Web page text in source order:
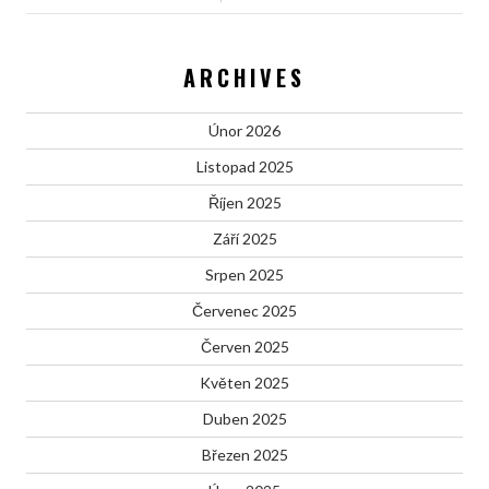
ARCHIVES
Únor 2026
Listopad 2025
Říjen 2025
Září 2025
Srpen 2025
Červenec 2025
Červen 2025
Květen 2025
Duben 2025
Březen 2025